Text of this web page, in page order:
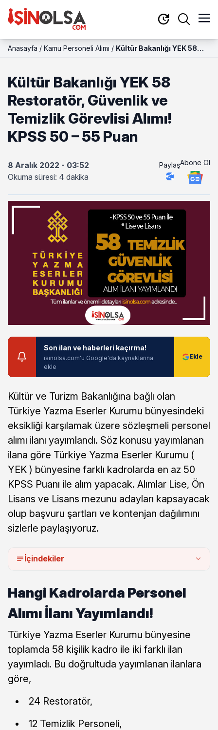
Anasayfa / Kamu Personeli Alımı / Kültür Bakanlığı YEK 58
KPSS 50 – 55 Puan
Kültür Bakanlığı YEK 58
Restoratör, Güvenlik ve
Temizlik Görevlisi Alımı!
KPSS 50 – 55 Puan
8 Aralık 2022 - 03:52
Okuma süresi: 4 dakika
PaylaşAbone Ol
Son ilan ve haberleri kaçırma!
isinolsa.com'u Google'da kaynaklarına
ekle
Kültür ve Turizm Bakanlığına bağlı olan
Türkiye Yazma Eserler Kurumu bünyesindeki
eksikliği karşılamak üzere sözleşmeli personel
alımı ilanı yayımlandı. Söz konusu yayımlanan
ilana göre Türkiye Yazma Eserler Kurumu (
YEK ) bünyesine farklı kadrolarda en az 50
KPSS Puanı ile alım yapacak. Alımlar Lise, Ön
Lisans ve Lisans mezunu adayları kapsayacak
olup başvuru şartları ve kontenjan dağılımını
sizlerle paylaşıyoruz.
İçindekiler
Hangi Kadrolarda Personel
Alımı İlanı Yayımlandı!
Türkiye Yazma Eserler Kurumu bünyesine
toplamda 58 kişilik kadro ile iki farklı ilan
yayımladı. Bu doğrultuda yayımlanan ilanlara
göre,
24 Restoratör,
12 Temizlik Personeli,